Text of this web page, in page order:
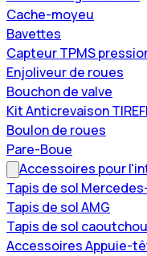
Cache-moyeu
Bavettes
Capteur TPMS
Enjoliveur de roues
Bouchon de valve
Kit Anticrevaison
Boulon de roues
Pare-Boue
Accessoires pour
Tapis de sol
Tapis de sol AMG
Tapis de sol
Accessoires Appuie-